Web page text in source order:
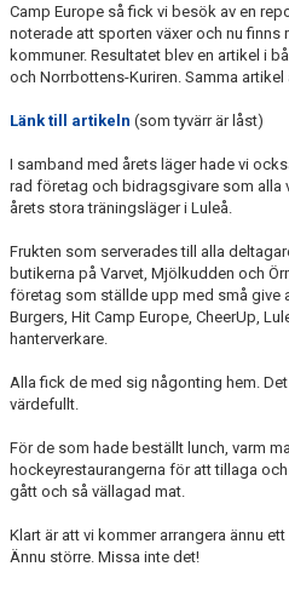
Camp Europe så fick vi besök av en
noterade att sporten växer och nu finns
kommuner. Resultatet blev en artikel i
och Norrbottens-Kuriren. Samma
Länk till artikeln (som tyvärr är låst)
I samband med årets läger hade vi
rad företag och bidragsgivare som alla
årets stora träningsläger i Luleå.
Frukten som serverades till alla
butikerna på Varvet, Mjölkudden och
företag som ställde upp med små give
Burgers, Hit Camp Europe, CheerUp,
hanterverkare.
Alla fick de med sig någonting hem.
värdefullt.
För de som hade beställt lunch, varm
hockeyrestaurangerna för att tillaga
gått och så vällagad mat.
Klart är att vi kommer arrangera ännu
Ännu större. Missa inte det!